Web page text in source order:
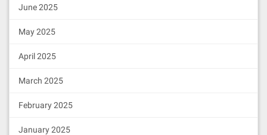
June 2025
May 2025
April 2025
March 2025
February 2025
January 2025